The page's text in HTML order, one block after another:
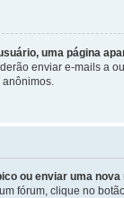
uma página
enviar e-mails a
anônimos.
ou enviar uma nova
fórum, clique no